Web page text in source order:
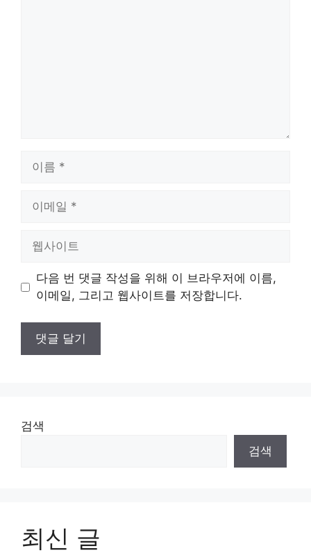
트
다음 번 댓글 작성을 위해 이 브라우저에 이름,
이메일, 그리고 웹사이트를 저장합니다.
검색
검색
최신 글